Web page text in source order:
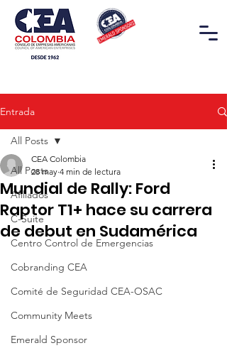
Entrada
All Posts
Afiliados
C-Suite
Centro Control de Emergencias
Cobranding CEA
Comité de Seguridad CEA-OSAC
Community Meets
Emerald Sponsor
All Posts
Mundial de Rally: Ford
Raptor T1+ hace su carrera
de debut en Sudamérica
CEA Colombia
28 may 4 min de lectura